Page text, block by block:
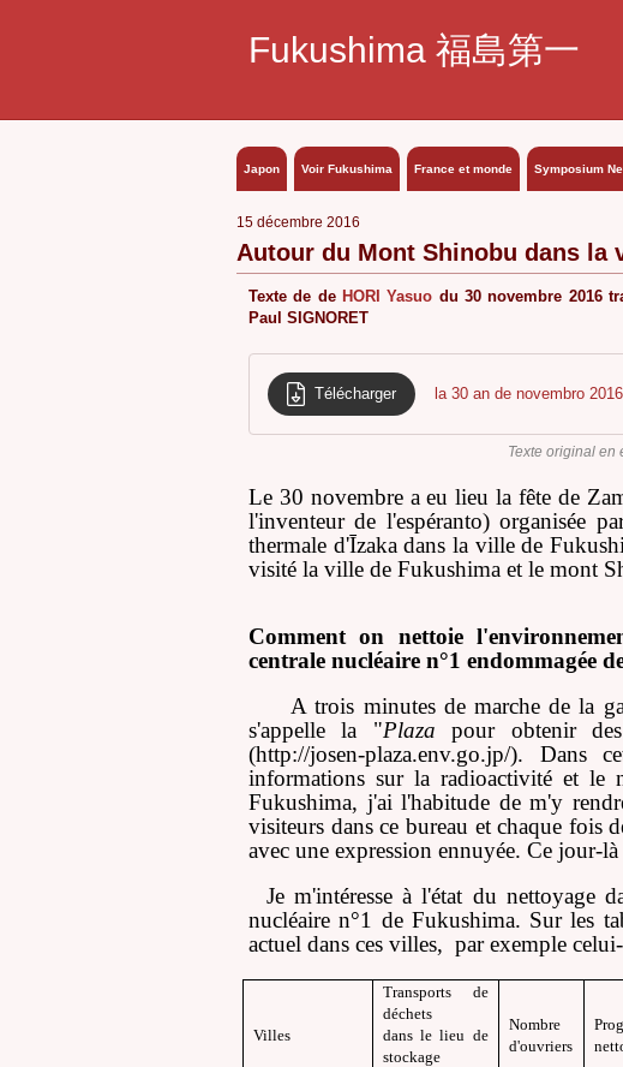
Fukushima 福島第一
Japon Voir Fukushima France et monde Symposium
15 décembre 2016
Autour du Mont Shinobu dans la
Texte de de HORI Yasuo du 30 novembre 2016
Paul SIGNORET
Télécharger la 30 an de novembro 2016
Texte original en
Le 30 novembre a eu lieu la fête de
l'inventeur de l'espéranto) organisée
thermale d'Īzaka dans la ville de
visité la ville de Fukushima et le mont
Comment on nettoie
centrale nucléaire n°1 endommagée
A trois minutes de marche de la
s'appelle la "Plaza pour obtenir
(http://josen-plaza.env.go.jp/). Dans
informations sur la radioactivité et le
Fukushima, j'ai l'habitude de m'y
visiteurs dans ce bureau et chaque fois
avec une expression ennuyée. Ce jour-
Je m'intéresse à l'état du nettoyage
nucléaire n°1 de Fukushima. Sur les
actuel dans ces villes, par exemple
Villes
Transports de
déchets
dans le lieu de
stockage
Nombre
d'ouvriers